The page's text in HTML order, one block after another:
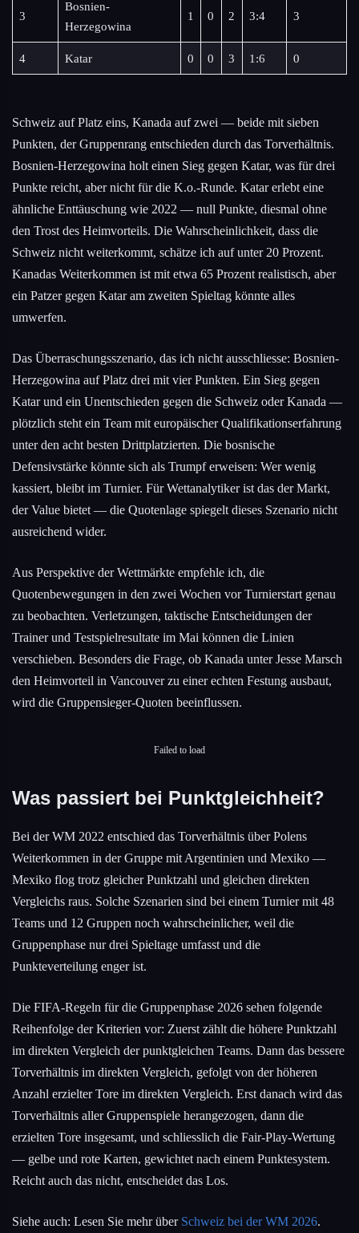
3
Bosnien-
Herzegowina
1 0 2 3:4 3
4 Katar 0 0 3 1:6 0
Schweiz auf Platz eins, Kanada auf zwei — beide mit sieben
Punkten, der Gruppenrang entschieden durch das Torverhältnis.
Bosnien-Herzegowina holt einen Sieg gegen Katar, was für drei
Punkte reicht, aber nicht für die K.o.-Runde. Katar erlebt eine
ähnliche Enttäuschung wie 2022 — null Punkte, diesmal ohne
den Trost des Heimvorteils. Die Wahrscheinlichkeit, dass die
Schweiz nicht weiterkommt, schätze ich auf unter 20 Prozent.
Kanadas Weiterkommen ist mit etwa 65 Prozent realistisch, aber
ein Patzer gegen Katar am zweiten Spieltag könnte alles
umwerfen.
Das Überraschungsszenario, das ich nicht ausschliesse: Bosnien-
Herzegowina auf Platz drei mit vier Punkten. Ein Sieg gegen
Katar und ein Unentschieden gegen die Schweiz oder Kanada —
plötzlich steht ein Team mit europäischer Qualifikationserfahrung
unter den acht besten Drittplatzierten. Die bosnische
Defensivstärke könnte sich als Trumpf erweisen: Wer wenig
kassiert, bleibt im Turnier. Für Wettanalytiker ist das der Markt,
der Value bietet — die Quotenlage spiegelt dieses Szenario nicht
ausreichend wider.
Aus Perspektive der Wettmärkte empfehle ich, die
Quotenbewegungen in den zwei Wochen vor Turnierstart genau
zu beobachten. Verletzungen, taktische Entscheidungen der
Trainer und Testspielresultate im Mai können die Linien
verschieben. Besonders die Frage, ob Kanada unter Jesse Marsch
den Heimvorteil in Vancouver zu einer echten Festung ausbaut,
wird die Gruppensieger-Quoten beeinflussen.
Failed to load
Was passiert bei Punktgleichheit?
Bei der WM 2022 entschied das Torverhältnis über Polens
Weiterkommen in der Gruppe mit Argentinien und Mexiko —
Mexiko flog trotz gleicher Punktzahl und gleichen direkten
Vergleichs raus. Solche Szenarien sind bei einem Turnier mit 48
Teams und 12 Gruppen noch wahrscheinlicher, weil die
Gruppenphase nur drei Spieltage umfasst und die
Punkteverteilung enger ist.
Die FIFA-Regeln für die Gruppenphase 2026 sehen folgende
Reihenfolge der Kriterien vor: Zuerst zählt die höhere Punktzahl
im direkten Vergleich der punktgleichen Teams. Dann das bessere
Torverhältnis im direkten Vergleich, gefolgt von der höheren
Anzahl erzielter Tore im direkten Vergleich. Erst danach wird das
Torverhältnis aller Gruppenspiele herangezogen, dann die
erzielten Tore insgesamt, und schliesslich die Fair-Play-Wertung
— gelbe und rote Karten, gewichtet nach einem Punktesystem.
Reicht auch das nicht, entscheidet das Los.
Siehe auch: Lesen Sie mehr über Schweiz bei der WM 2026.